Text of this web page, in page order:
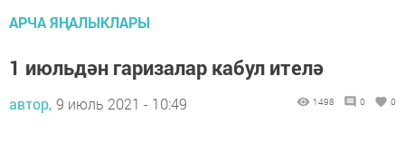
АРЧА ЯҢАЛЫКЛАРЫ
1 июльдән гаризалар кабул ителә
автор, 9 июль 2021 - 10:49 1498 0 0